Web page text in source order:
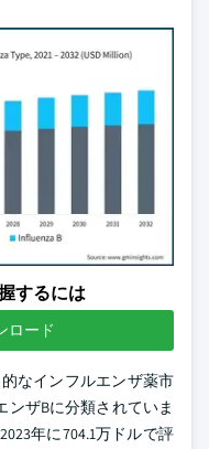
するには
ロード
なインフルエンザ薬市
ザBに分類されていま
年に704.1万ドルで評